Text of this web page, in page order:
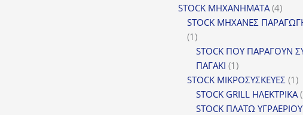
STOCK ΜΗΧΑΝΗΜΑΤΑ 44
STOCK ΜΗΧΑΝΕΣ
11
προϊόν
STOCK ΠΟΥ ΠΑΡΑΓΟΥΝ
ΠΑΓΑΚΙ 11
προϊόν
STOCK ΜΙΚΡΟΣΥΣΚΕΥΕΣ 11
STOCK GRILL ΗΛΕΚΤΡΙΚΑ
STOCK ΠΛΑΤΩ ΥΓΡΑΕΡΙΟΥ